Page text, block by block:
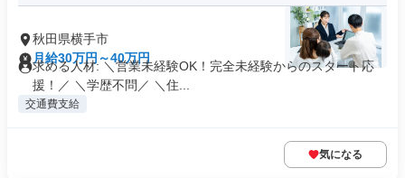
秋田県横手市
月給30万円～40万円
求める人材: ＼営業未経験OK！完全未経験からのスタート応
援！／ ＼学歴不問／ ＼住...
交通費支給
気になる